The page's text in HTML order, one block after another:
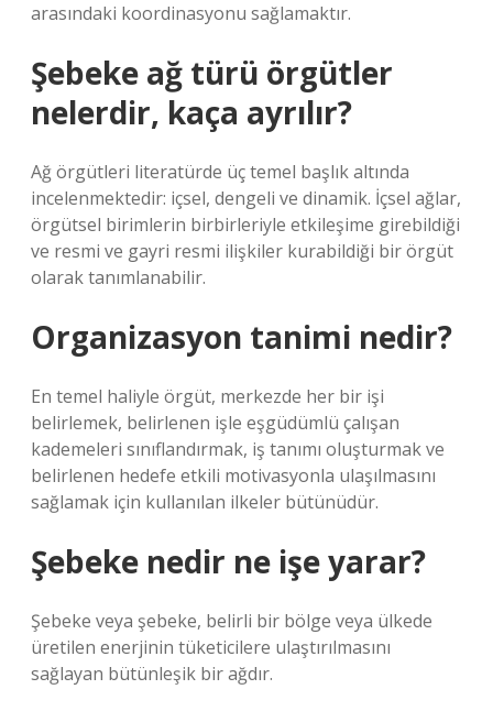
arasındaki koordinasyonu sağlamaktır.
Şebeke ağ türü örgütler
nelerdir, kaça ayrılır?
Ağ örgütleri literatürde üç temel başlık altında
incelenmektedir: içsel, dengeli ve dinamik. İçsel ağlar,
örgütsel birimlerin birbirleriyle etkileşime girebildiği
ve resmi ve gayri resmi ilişkiler kurabildiği bir örgüt
olarak tanımlanabilir.
Organizasyon tanimi nedir?
En temel haliyle örgüt, merkezde her bir işi
belirlemek, belirlenen işle eşgüdümlü çalışan
kademeleri sınıflandırmak, iş tanımı oluşturmak ve
belirlenen hedefe etkili motivasyonla ulaşılmasını
sağlamak için kullanılan ilkeler bütünüdür.
Şebeke nedir ne işe yarar?
Şebeke veya şebeke, belirli bir bölge veya ülkede
üretilen enerjinin tüketicilere ulaştırılmasını
sağlayan bütünleşik bir ağdır.